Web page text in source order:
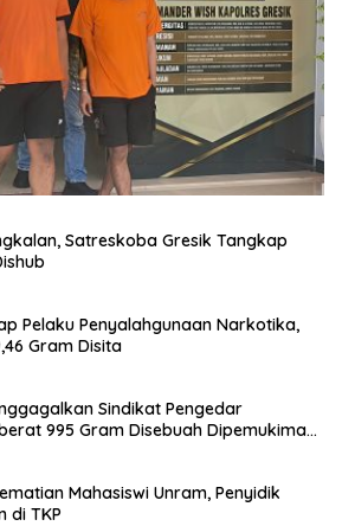
Satreskoba Gresik Tangkap
Pelaku Penyalahgunaan Narkotika,
Gram Disita
Sindikat Pengedar
995 Gram Disebuah Dipemukiman
Mahasiswi Unram, Penyidik
di TKP